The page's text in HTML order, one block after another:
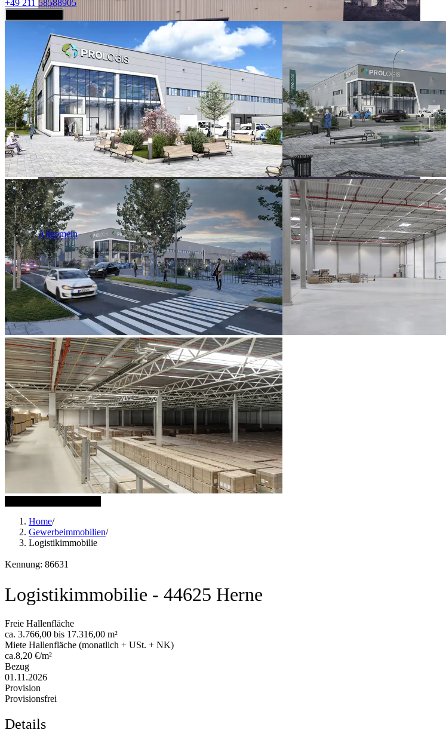
Industrie & Logistik
Allgemein
+49 211 58588905
Home/
Gewerbeimmobilien/
Logistikimmobilie
Kennung: 86631
Logistikimmobilie - 44625 Herne
Freie Hallenfläche
ca. 3.766,00 bis 17.316,00 m²
Miete Hallenfläche (monatlich + USt. + NK)
ca.8,20 €/m²
Bezug
01.11.2026
Provision
Provisionsfrei
Details